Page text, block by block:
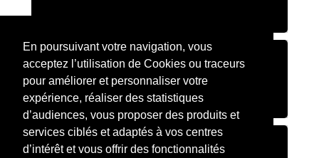
En poursuivant votre navigation, vous
acceptez l’utilisation de Cookies ou traceurs
pour améliorer et personnaliser votre
expérience, réaliser des statistiques
d’audiences, vous proposer des produits et
services ciblés et adaptés à vos centres
d’intérêt et vous offrir des fonctionnalités
SWEET HOME